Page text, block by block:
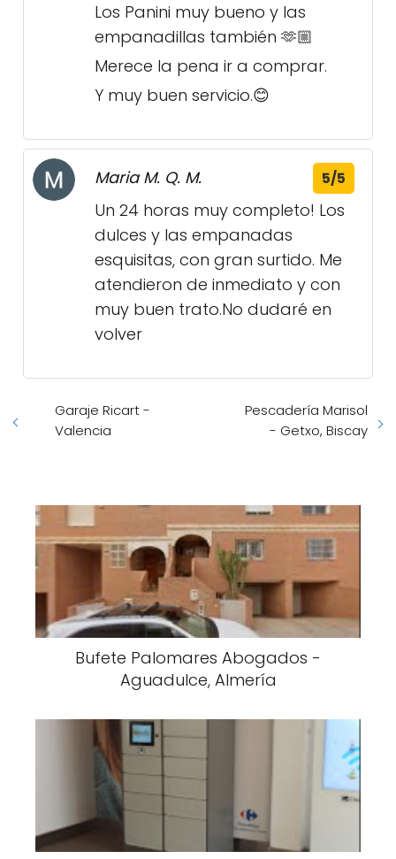
Los Panini muy bueno y las
empanadillas también 🫶🏼
Merece la pena ir a comprar.
Y muy buen servicio.😊
Maria M. Q. M. 5/5
Un 24 horas muy completo! Los
dulces y las empanadas
esquisitas, con gran surtido. Me
atendieron de inmediato y con
muy buen trato.No dudaré en
volver
Garaje Ricart -
Valencia
Pescadería Marisol
- Getxo, Biscay
Bufete Palomares Abogados -
Aguadulce, Almería